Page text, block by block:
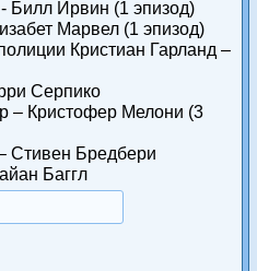
Билл Ирвин (1 эпизод)
Марвел (1 эпизод)
Кристиан Гарланд –
Серпико
– Кристофер Мелони (3
Стивен Бредбери
Баггл